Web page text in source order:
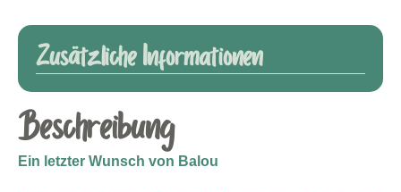
Zusätzliche Informationen
Beschreibung
Ein letzter Wunsch von Balou